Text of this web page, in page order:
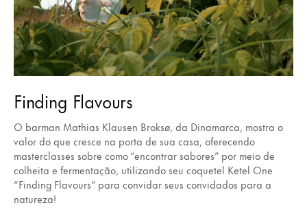
Finding Flavours
O barman Mathias Klausen Broksø, da Dinamarca, mostra o
valor do que cresce na porta de sua casa, oferecendo
masterclasses sobre como “encontrar sabores” por meio de
colheita e fermentação, utilizando seu coquetel Ketel One
“Finding Flavours” para convidar seus convidados para a
natureza!